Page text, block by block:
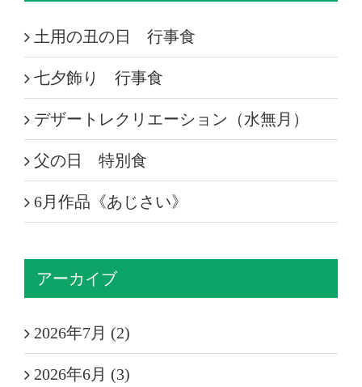
土用の丑の日 行事食
七夕飾り 行事食
デザートレクリエーション（水無月）
父の日 特別食
6月作品《あじさい》
アーカイブ
2026年7月 (2)
2026年6月 (3)